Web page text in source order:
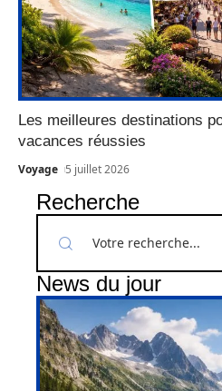
Les meilleures destinations
vacances réussies
Voyage 5 juillet 2026
Recherche
News du jour